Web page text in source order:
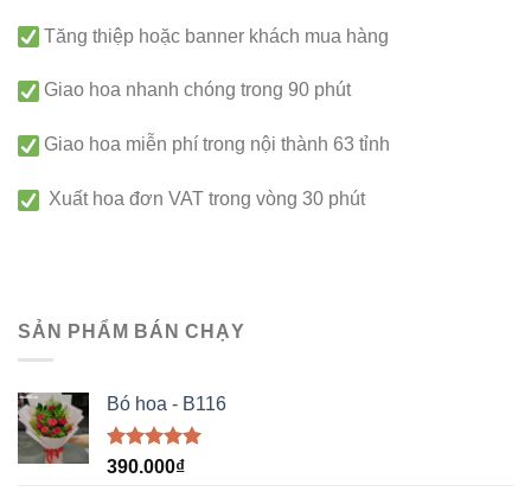
Tăng thiệp hoặc banner khách mua hàng
Giao hoa nhanh chóng trong 90 phút
Giao hoa miễn phí trong nội thành 63 tỉnh
Xuất hoa đơn VAT trong vòng 30 phút
SẢN PHẨM BÁN CHẠY
Bó hoa - B116
Được xếp
390.000₫